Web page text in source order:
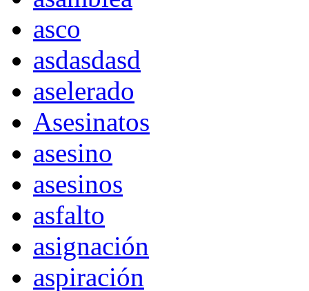
asco
asdasdasd
aselerado
Asesinatos
asesino
asesinos
asfalto
asignación
aspiración